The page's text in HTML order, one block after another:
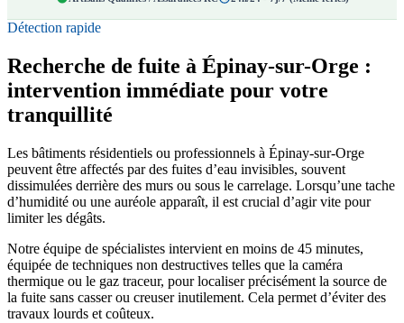
Détection rapide
Recherche de fuite à Épinay-sur-Orge :
intervention immédiate pour votre
tranquillité
Les bâtiments résidentiels ou professionnels à Épinay-sur-Orge
peuvent être affectés par des fuites d’eau invisibles, souvent
dissimulées derrière des murs ou sous le carrelage. Lorsqu’une tache
d’humidité ou une auréole apparaît, il est crucial d’agir vite pour
limiter les dégâts.
Notre équipe de spécialistes intervient en moins de 45 minutes,
équipée de techniques non destructives telles que la caméra
thermique ou le gaz traceur, pour localiser précisément la source de
la fuite sans casser ou creuser inutilement. Cela permet d’éviter des
travaux lourds et coûteux.